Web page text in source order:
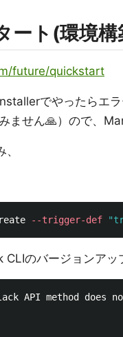
ート(環境構
future/quickstart
でやったらエ
ません🙏）ので、
--trigger-def
CLIのバージョンア
API method does